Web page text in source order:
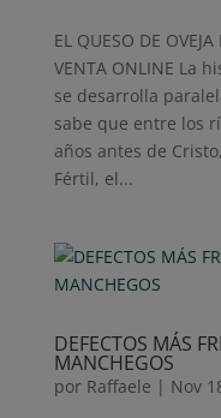
EL QUESO DE
VENTA ONLINE La
se desarrolla
sabe que entre los
años antes de
Fértil, el...
DEFECTOS MÁS
MANCHEGOS
por Raffaele | Nov